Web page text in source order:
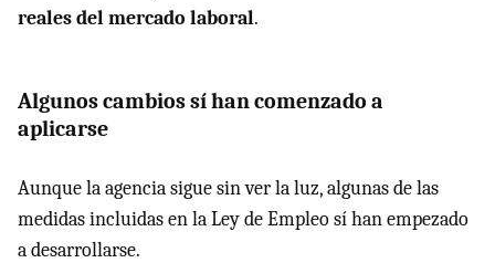
reales del mercado laboral.
Algunos cambios sí han comenzado a
aplicarse
Aunque la agencia sigue sin ver la luz, algunas de las
medidas incluidas en la Ley de Empleo sí han empezado
a desarrollarse.